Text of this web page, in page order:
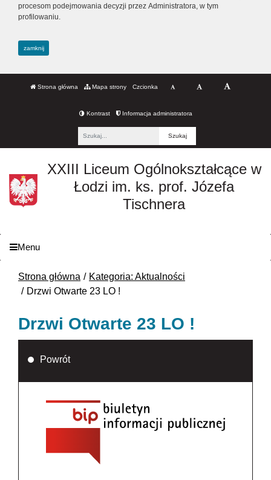
procesom podejmowania decyzji przez Administratora, w tym
profilowaniu.
zamknij
Strona główna Mapa strony Czcionka
Kontrast Informacja administratora
XXIII Liceum Ogólnokształcące w
Łodzi im. ks. prof. Józefa
Tischnera
Menu
Strona główna
Kategoria: Aktualności
Drzwi Otwarte 23 LO !
Drzwi Otwarte 23 LO !
Powrót